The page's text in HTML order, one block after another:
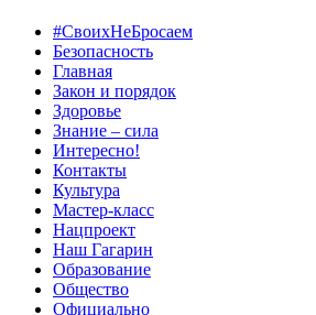
#СвоихНеБросаем
Безопасность
Главная
Закон и порядок
Здоровье
Знание – сила
Интересно!
Контакты
Культура
Мастер-класс
Нацпроект
Наш Гагарин
Образование
Общество
Официально